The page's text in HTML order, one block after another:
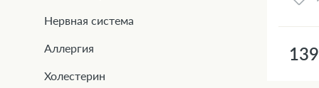
Нервная система
Аллергия
Холестерин